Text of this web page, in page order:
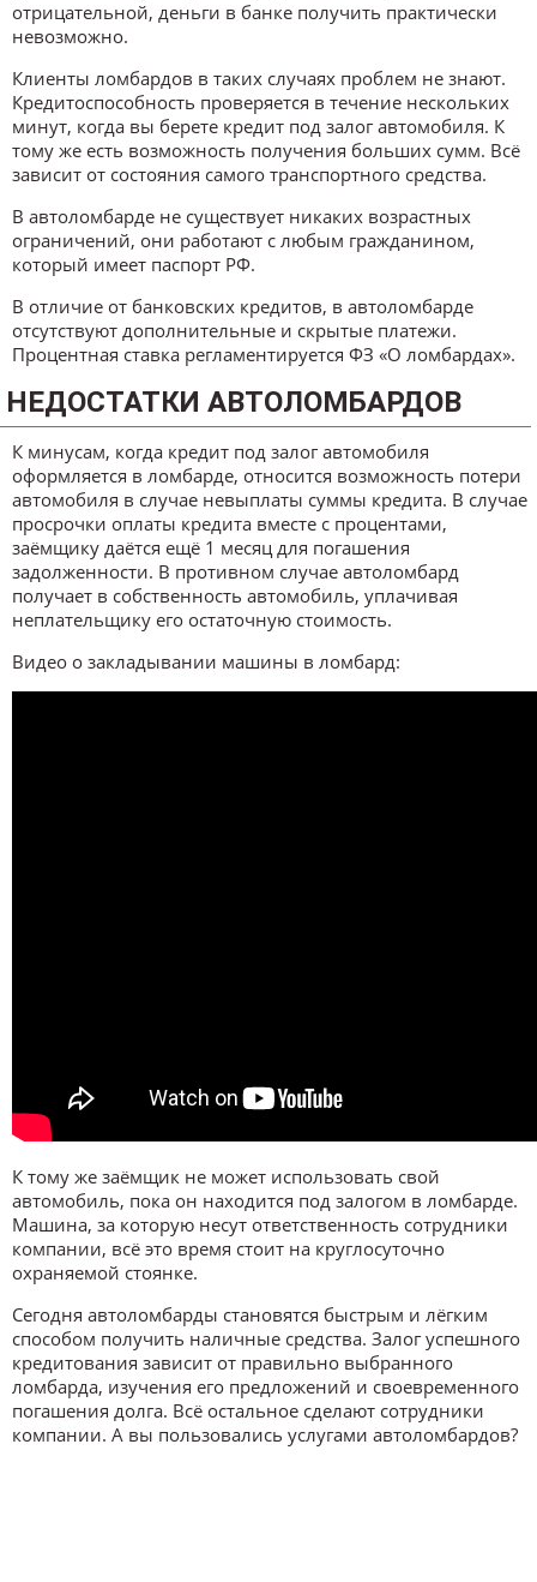
отрицательной, деньги в банке получить практически
невозможно.
Клиенты ломбардов в таких случаях проблем не знают.
Кредитоспособность проверяется в течение нескольких
минут, когда вы берете кредит под залог автомобиля. К
тому же есть возможность получения больших сумм. Всё
зависит от состояния самого транспортного средства.
В автоломбарде не существует никаких возрастных
ограничений, они работают с любым гражданином,
который имеет паспорт РФ.
В отличие от банковских кредитов, в автоломбарде
отсутствуют дополнительные и скрытые платежи.
Процентная ставка регламентируется ФЗ «О ломбардах».
НЕДОСТАТКИ АВТОЛОМБАРДОВ
К минусам, когда кредит под залог автомобиля
оформляется в ломбарде, относится возможность потери
автомобиля в случае невыплаты суммы кредита. В случае
просрочки оплаты кредита вместе с процентами,
заёмщику даётся ещё 1 месяц для погашения
задолженности. В противном случае автоломбард
получает в собственность автомобиль, уплачивая
неплательщику его остаточную стоимость.
Видео о закладывании машины в ломбард:
К тому же заёмщик не может использовать свой
автомобиль, пока он находится под залогом в ломбарде.
Машина, за которую несут ответственность сотрудники
компании, всё это время стоит на круглосуточно
охраняемой стоянке.
Сегодня автоломбарды становятся быстрым и лёгким
способом получить наличные средства. Залог успешного
кредитования зависит от правильно выбранного
ломбарда, изучения его предложений и своевременного
погашения долга. Всё остальное сделают сотрудники
компании. А вы пользовались услугами автоломбардов?